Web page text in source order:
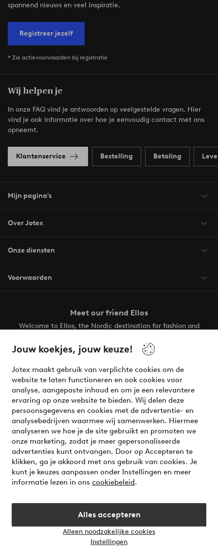
Jouw koekjes, jouw keuze!
Jotex maakt gebruik van verplichte cookies om de
website te laten functioneren en ook cookies voor
analyse, aangepaste inhoud en om je een relevantere
ervaring op onze website te bieden. Wij delen deze
persoonsgegevens en cookies met de advertentie- en
analysebedrijven waarmee wij samenwerken. Hiermee
analyseren we hoe je de site gebruikt en promoten we
onze marketing, zodat je meer gepersonaliseerde
advertenties kunt ontvangen. Door op Accepteren te
klikken, ga je akkoord met ons gebruik van cookies. Je
kunt je keuzes aanpassen onder Instellingen en meer
informatie lezen in ons cookiebeleid.
Alles accepteren
Alleen noodzakelijke cookies
Instellingen
spannend nieuws en veel inspiratie.
Registreer jezelf
* Zie actievoorwaarden bij registratie
Wij helpen je
In onze FAQ vind je antwoorden op veelgestelde vragen. Hier
vind je ook informatie over hoe je eenvoudig contact met ons
opneemt.
Klantenservice Bestelling Betaling
Mijn pagina's
Over Jotex
Onze diensten
Voorwaarden
Meet our friend Ellos
Welcome to Ellos, the Nordic destination for fashion and
your wardrobe. Your next inspiring look is here!
Veilig betalen - Nu betalen of opsplitsen
Wil je meer weten over onze betaalopties?